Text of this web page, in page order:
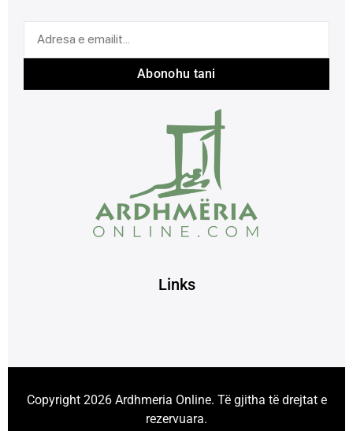
Abonohu tani
Links
Copyright 2026 Ardhmeria Online. Të gjitha të drejtat e
rezervuara.